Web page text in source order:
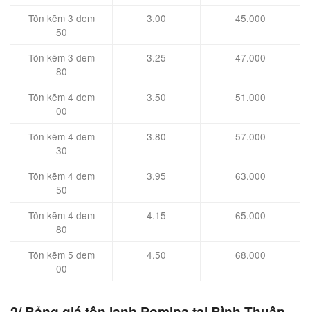
Tôn kẽm 3 dem
50
3.00 45.000
Tôn kẽm 3 dem
80
3.25 47.000
Tôn kẽm 4 dem
00
3.50 51.000
Tôn kẽm 4 dem
30
3.80 57.000
Tôn kẽm 4 dem
50
3.95 63.000
Tôn kẽm 4 dem
80
4.15 65.000
Tôn kẽm 5 dem
00
4.50 68.000